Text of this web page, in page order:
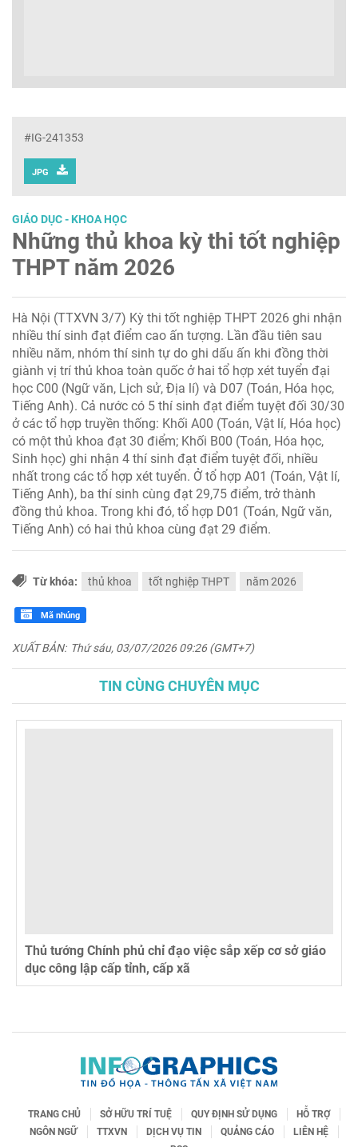
#IG-241353
JPG
GIÁO DỤC - KHOA HỌC
Những thủ khoa kỳ thi tốt nghiệp
THPT năm 2026
Hà Nội (TTXVN 3/7) Kỳ thi tốt nghiệp THPT 2026 ghi nhận
nhiều thí sinh đạt điểm cao ấn tượng. Lần đầu tiên sau
nhiều năm, nhóm thí sinh tự do ghi dấu ấn khi đồng thời
giành vị trí thủ khoa toàn quốc ở hai tổ hợp xét tuyển đại
học C00 (Ngữ văn, Lịch sử, Địa lí) và D07 (Toán, Hóa học,
Tiếng Anh). Cả nước có 5 thí sinh đạt điểm tuyệt đối 30/30
ở các tổ hợp truyền thống: Khối A00 (Toán, Vật lí, Hóa học)
có một thủ khoa đạt 30 điểm; Khối B00 (Toán, Hóa học,
Sinh học) ghi nhận 4 thí sinh đạt điểm tuyệt đối, nhiều
nhất trong các tổ hợp xét tuyển. Ở tổ hợp A01 (Toán, Vật lí,
Tiếng Anh), ba thí sinh cùng đạt 29,75 điểm, trở thành
đồng thủ khoa. Trong khi đó, tổ hợp D01 (Toán, Ngữ văn,
Tiếng Anh) có hai thủ khoa cùng đạt 29 điểm.
Từ khóa: thủ khoa tốt nghiệp THPT năm 2026
Mã nhúng
XUẤT BẢN: Thứ sáu, 03/07/2026 09:26 (GMT+7)
TIN CÙNG CHUYÊN MỤC
Thủ tướng Chính phủ chỉ đạo việc sắp xếp cơ sở giáo
dục công lập cấp tỉnh, cấp xã
TRANG CHỦ SỞ HỮU TRÍ TUỆ QUY ĐỊNH SỬ DỤNG
HỖ TRỢ
NGÔN NGỮ
TTXVN DỊCH VỤ TIN QUẢNG CÁO
LIÊN HỆ